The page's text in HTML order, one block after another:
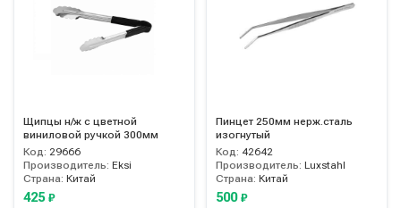
Щипцы н/ж с цветной
виниловой ручкой 300мм
Код: 29666
Производитель: Eksi
Страна: Китай
425 ₽
Пинцет 250мм нерж.сталь
изогнутый
Код: 42642
Производитель: Luxstahl
Страна: Китай
500 ₽